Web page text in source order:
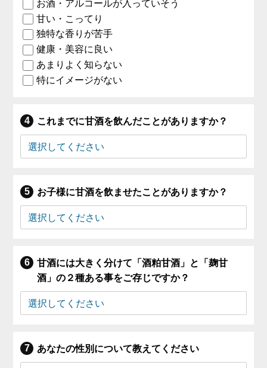
お酒・アルコールが入っていそう
甘い・こってり
独特な香りが苦手
健康・美容に良い
あまりよく知らない
特にイメージがない
これまでに甘酒を飲んだことがありますか？
お子様に甘酒を飲ませたことがありますか？
甘酒には大きく分けて「酒粕甘酒」と「麹甘
酒」の２種ある事をご存じですか？
あなたの性別について教えてください